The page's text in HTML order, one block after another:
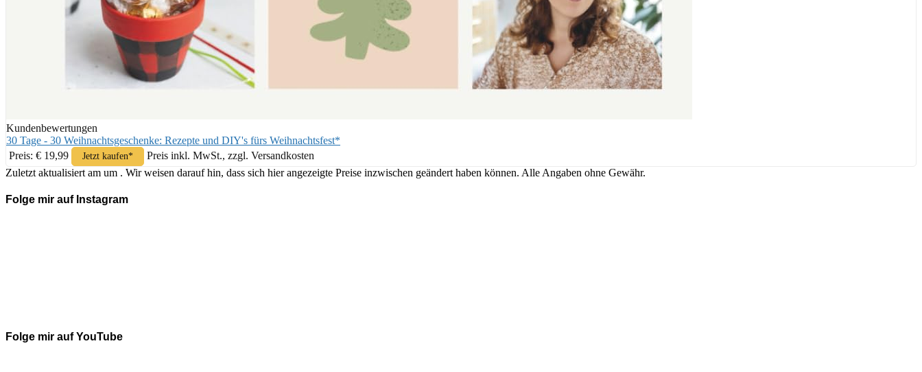
Kundenbewertungen
30 Tage - 30 Weihnachtsgeschenke: Rezepte und DIY's fürs Weihnachtsfest*
Preis: € 19,99
Jetzt kaufen*
Preis inkl. MwSt., zzgl. Versandkosten
Zuletzt aktualisiert am um . Wir weisen darauf hin, dass sich hier angezeigte Preise inzwischen geändert haben können. Alle Angaben ohne Gewähr.
Folge mir auf Instagram
Folge mir auf YouTube